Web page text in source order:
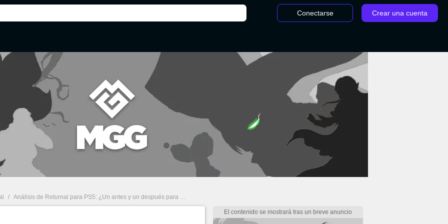
Conectarse Crear una cuenta
/ Análisis de Returnal para PS5: ¿Un antes y un después para el género?